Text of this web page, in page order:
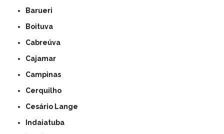
Barueri
Boituva
Cabreúva
Cajamar
Campinas
Cerquilho
Cesário Lange
Indaiatuba